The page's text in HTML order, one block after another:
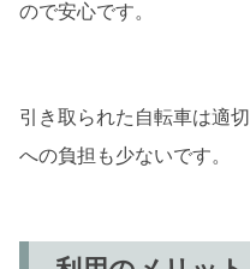
ので安心です。
引き取られた自転車は適
への負担も少ないです。